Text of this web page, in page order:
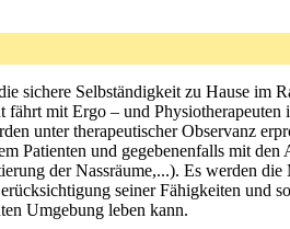
sichere Selbständigkeit zu Hause im
mit Ergo – und
unter therapeutischer Observanz
Patienten und gegebenenfalls mit
der Nassräume,...). Es werden
seiner Fähigkeiten und
Umgebung leben kann.